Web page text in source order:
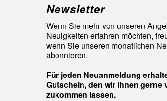
Newsletter
Wenn Sie mehr von unseren
Neuigkeiten erfahren möchten,
wenn Sie unseren monatlichen
abonnieren.
Für jeden Neuanmeldung
Gutschein, den wir Ihnen gerne
zukommen lassen.